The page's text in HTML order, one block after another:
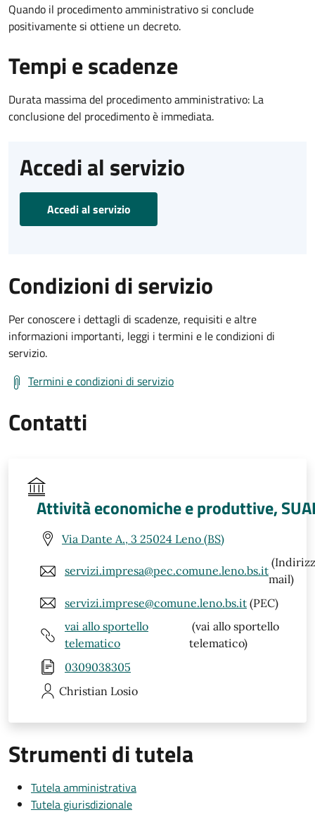
Quando il procedimento amministrativo si conclude
positivamente si ottiene un decreto.
Tempi e scadenze
Durata massima del procedimento amministrativo: La
conclusione del procedimento è immediata.
Accedi al servizio
Accedi al servizio
Condizioni di servizio
Per conoscere i dettagli di scadenze, requisiti e altre
informazioni importanti, leggi i termini e le condizioni di
servizio.
Termini e condizioni di servizio
Contatti
Attività economiche e produttive,
Via Dante A., 3 25024 Leno (BS)
servizi.impresa@pec.comune.leno.bs.it
mail)
servizi.imprese@comune.leno.bs.it (PEC)
vai allo sportello
telematico
(vai allo sportello
telematico)
0309038305
Christian Losio
Strumenti di tutela
Tutela amministrativa
Tutela giurisdizionale